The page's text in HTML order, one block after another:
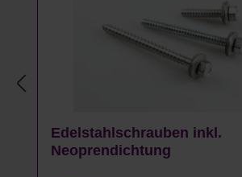
Edelstahlschrauben inkl.
Neoprendichtung